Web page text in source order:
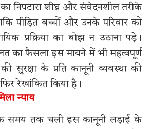
निपटारा शीघ्र और संवेदनशील तरीके
पीड़ित बच्चों और उनके परिवार को
प्रक्रिया का बोझ न उठाना पड़े।
का फैसला इस मायने में भी महत्वपूर्ण
सुरक्षा के प्रति कानूनी व्यवस्था की
रेखांकित किया है।
न्याय
समय तक चली इस कानूनी लड़ाई के